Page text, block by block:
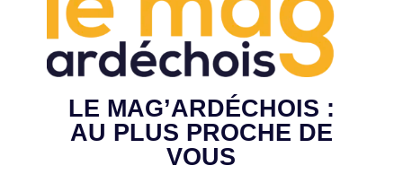
LE MAG’ARDÉCHOIS :
AU PLUS PROCHE DE
VOUS